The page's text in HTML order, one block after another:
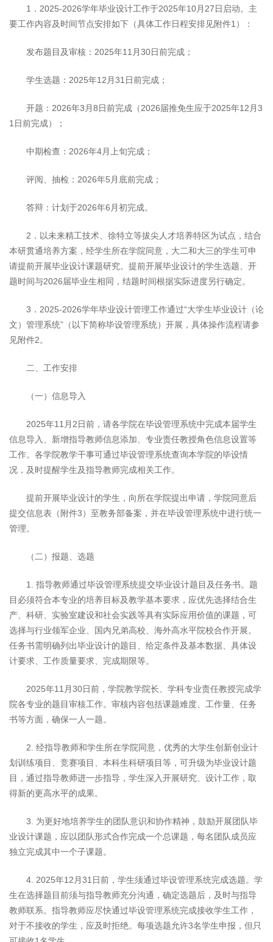
1．2025-2026学年毕业设计工作于2025年10月27日启动。主
要工作内容及时间节点安排如下（具体工作日程安排见附件1）：
发布题目及审核：2025年11月30日前完成；
学生选题：2025年12月31日前完成；
开题：2026年3月8日前完成（2026届推免生应于2025年12月3
1日前完成）；
中期检查：2026年4月上旬完成；
评阅、抽检：2026年5月底前完成；
答辩：计划于2026年6月初完成。
2．以未来精工技术、徐特立等拔尖人才培养特区为试点，结合
本研贯通培养方案，经学生所在学院同意，大二和大三的学生可申
请提前开展毕业设计课题研究。提前开展毕业设计的学生选题、开
题时间与2026届毕业生相同，结题时间根据实际进度另行确定。
3．2025-2026学年毕业设计管理工作通过“大学生毕业设计（论
文）管理系统”（以下简称毕设管理系统）开展，具体操作流程请参
见附件2。
二、工作安排
（一）信息导入
2025年11月2日前，请各学院在毕设管理系统中完成本届学生
信息导入、新增指导教师信息添加、专业责任教授角色信息设置等
工作。各学院教学干事可通过毕设管理系统查询本学院的毕设情
况，及时提醒学生及指导教师完成相关工作。
提前开展毕业设计的学生，向所在学院提出申请，学院同意后
提交信息表（附件3）至教务部备案，并在毕设管理系统中进行统一
管理。
（二）报题、选题
1. 指导教师通过毕设管理系统提交毕业设计题目及任务书。题
目必须符合本专业的培养目标及教学基本要求，应优先选择结合生
产、科研、实验室建设和社会实践等具有实际应用价值的课题，可
选择与行业领军企业、国内兄弟高校、海外高水平院校合作开展。
任务书需明确列出毕业设计的题目、给定条件及基本数据、具体设
计要求、工作质量要求、完成期限等。
2025年11月30日前，学院教学院长、学科专业责任教授完成学
院各专业的题目审核工作。审核内容包括课题难度、工作量、任务
书等方面，确保一人一题。
2. 经指导教师和学生所在学院同意，优秀的大学生创新创业计
划训练项目、竞赛项目、本科生科研项目等，可升级为毕业设计题
目，通过指导教师进一步指导，学生深入开展研究、设计工作，取
得新的更高水平的成果。
3. 为更好地培养学生的团队意识和协作精神，鼓励开展团队毕
业设计课题，应以团队形式合作完成一个总课题，每名团队成员应
独立完成其中一个子课题。
4. 2025年12月31日前，学生须通过毕设管理系统完成选题。学
生在选择题目前须与指导教师充分沟通，确定选题后，及时与指导
教师联系。指导教师应尽快通过毕设管理系统完成接收学生工作，
对于不接收的学生，应及时拒绝。每项选题允许3名学生申报，但只